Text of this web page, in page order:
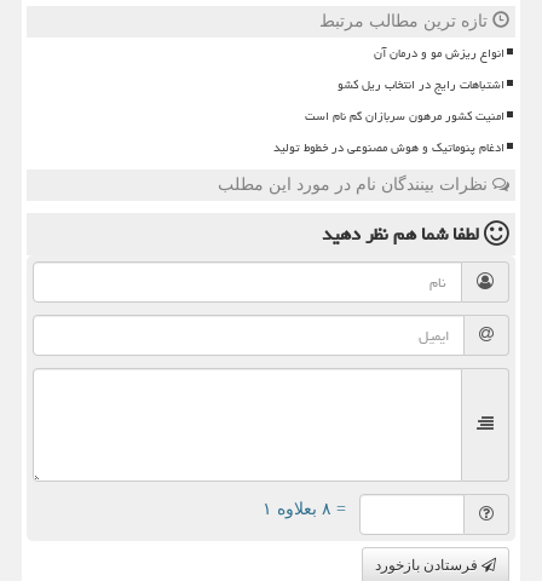
تازه ترین مطالب مرتبط
انواع ریزش مو و درمان آن
اشتباهات رایج در انتخاب ریل کشو
امنیت کشور مرهون سربازان گم نام است
ادغام پنوماتیک و هوش مصنوعی در خطوط تولید
نظرات بینندگان نام در مورد این مطلب
لطفا شما همنظر دهید
= ۸ بعلاوه ۱
فرستادن بازخورد